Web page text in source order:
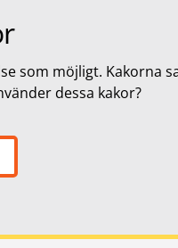
som möjligt. Kakorna
dessa kakor?